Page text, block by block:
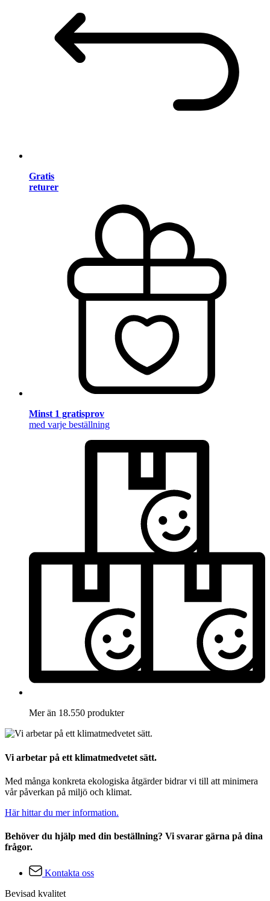
Gratis
returer
Minst 1 gratisprov
med varje beställning
Mer än 18.550 produkter
Vi arbetar på ett klimatmedvetet sätt.
Med många konkreta ekologiska åtgärder bidrar vi till att minimera
vår påverkan på miljö och klimat.
Här hittar du mer information.
Behöver du hjälp med din beställning? Vi svarar gärna på dina
frågor.
Kontakta oss
Bevisad kvalitet